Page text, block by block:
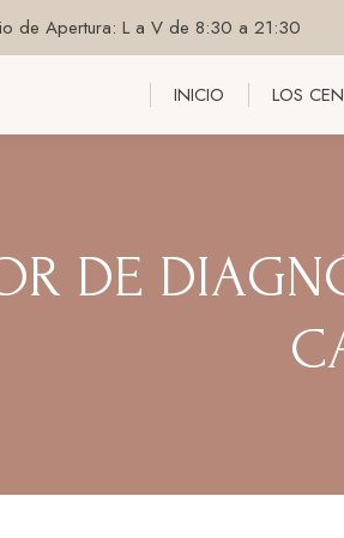
de Apertura: L a V de 8:30 a 21:30
INICIO LOS
DE
INICIO LOS